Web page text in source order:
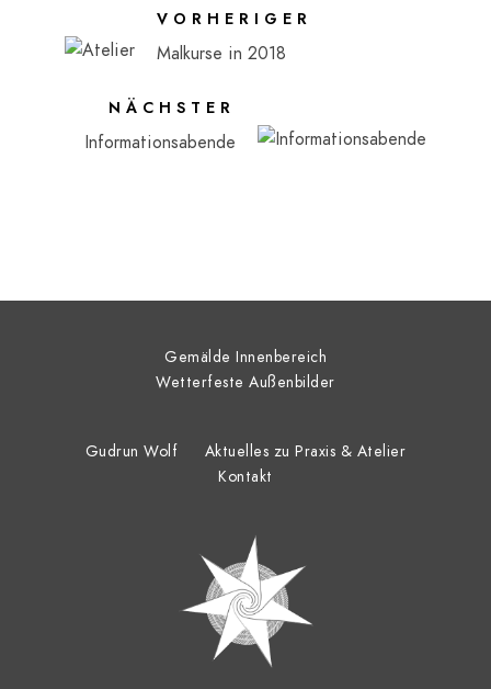
VORHERIGER
Malkurse in 2018
NÄCHSTER
Informationsabende
Gemälde Innenbereich
Wetterfeste Außenbilder
Gudrun Wolf
Aktuelles zu Praxis & Atelier
Kontakt